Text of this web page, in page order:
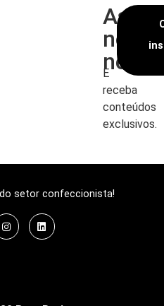
nossa
E
receba
conteúdos
exclusivos.
setor confeccionista!